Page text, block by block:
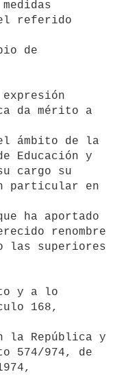
referido
de
da mérito a
ámbito de la
Educación y
cargo su
particular en
ha aportado
renombre
las superiores
168,
la República y
574/974, de